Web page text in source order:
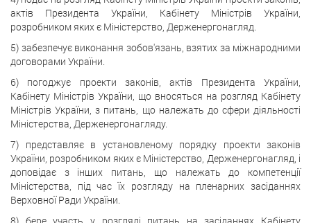
актів Президента України, Кабінету Міністрів України,
розробником яких є Міністерство, Держенергонагляд.
5) забезпечує виконання зобов'язань, взятих за міжнародними
договорами України.
6) погоджує проекти законів, актів Президента України,
Кабінету Міністрів України, що вносяться на розгляд Кабінету
Міністрів України, з питань, що належать до сфери діяльності
Міністерства, Держенергонагляду.
7) представляє в установленому порядку проекти законів
України, розробником яких є Міністерство, Держенергонагляд, і
доповідає з інших питань, що належать до компетенції
Міністерства, під час їх розгляду на пленарних засіданнях
Верховної Ради України.